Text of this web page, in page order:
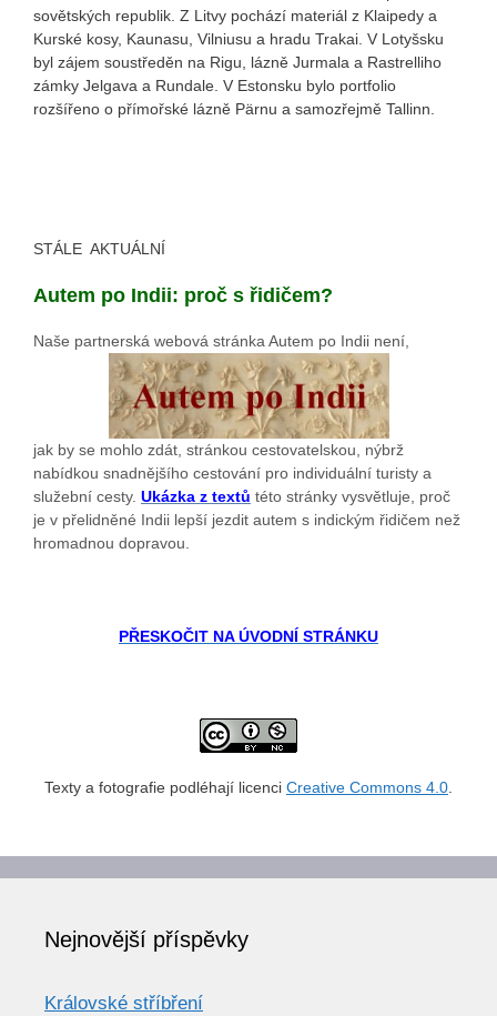
sovětských republik. Z Litvy pochází materiál z Klaipedy a
Kurské kosy, Kaunasu, Vilniusu a hradu Trakai. V Lotyšsku
byl zájem soustředěn na Rigu, lázně Jurmala a Rastrelliho
zámky Jelgava a Rundale. V Estonsku bylo portfolio
rozšířeno o přímořské lázně Pärnu a samozřejmě Tallinn.
STÁLE AKTUÁLNÍ
Autem po Indii: proč s řidičem?
Naše partnerská webová stránka Autem po Indii není,
jak by se mohlo zdát, stránkou cestovatelskou, nýbrž
nabídkou snadnějšího cestování pro individuální turisty a
služební cesty. Ukázka z textů této stránky vysvětluje, proč
je v přelidněné Indii lepší jezdit autem s indickým řidičem než
hromadnou dopravou.
PŘESKOČIT NA ÚVODNÍ STRÁNKU
Texty a fotografie podléhají licenci Creative Commons 4.0.
Nejnovější příspěvky
Královské stříbření